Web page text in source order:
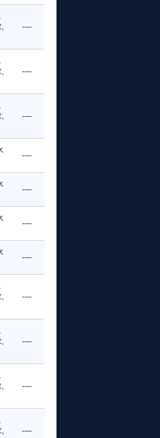
,
----
,
----
,
----
----
----
----
----
,
----
,
----
,
----
,
----